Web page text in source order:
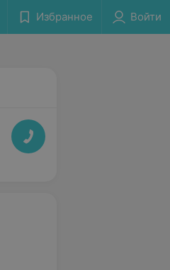
Избранное Войти